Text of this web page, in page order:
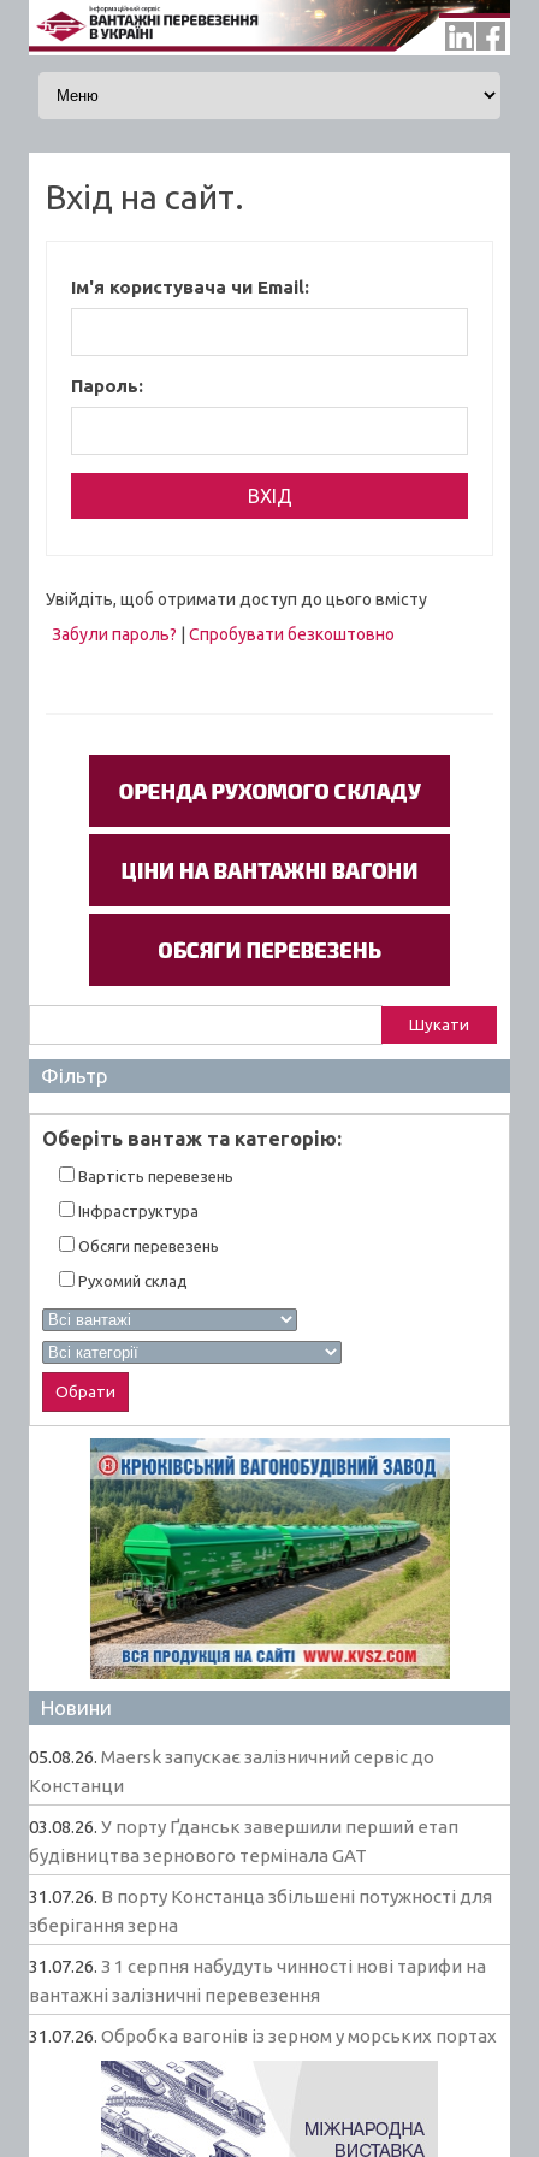
Skip to content
Вхід на сайт.
Ім'я користувача чи Email:
Пароль:
Увійдіть, щоб отримати доступ до цього вмісту
Забули пароль?
Спробувати безкоштовно
Фільтр
Оберiть вантаж та категорiю:
Вартiсть перевезень
Інфраструктура
Обсяги перевезень
Рухомий склад
Новини
05.08.26. Maersk запускає залізничний сервіс до
Констанци
03.08.26. У порту Ґданськ завершили перший етап
будівництва зернового термінала GAT
31.07.26. В порту Констанца збільшені потужності для
зберігання зерна
31.07.26. З 1 серпня набудуть чинності нові тарифи на
вантажні залізничні перевезення
31.07.26. Обробка вагонів із зерном у морських портах